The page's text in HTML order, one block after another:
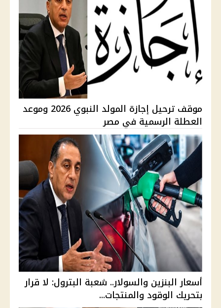
موقف ترحيل إجازة المولد النبوي 2026 وموعد
العطلة الرسمية في مصر
أسعار البنزين والسولار.. شعبة البترول: لا قرار
بتحريك الوقود والمنتجات...